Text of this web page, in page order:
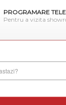
PROGRAMARE
Pentru a vizita